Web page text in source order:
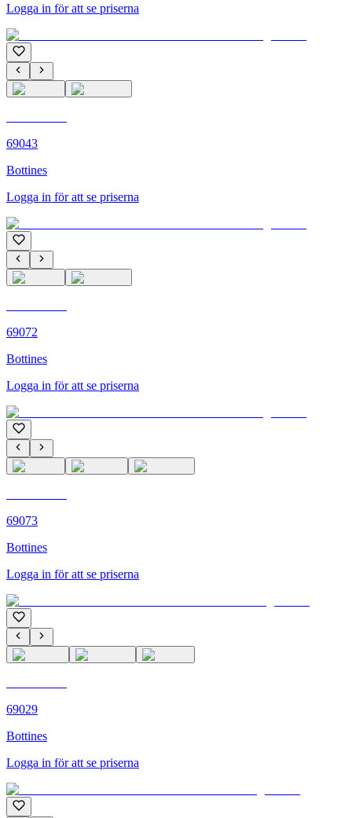
Logga in för att se priserna
69043
Bottines
Logga in för att se priserna
69072
Bottines
Logga in för att se priserna
69073
Bottines
Logga in för att se priserna
69029
Bottines
Logga in för att se priserna